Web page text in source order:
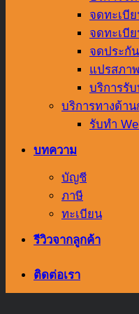
จดทะเบี
จดทะเบี
จดประกั
แปรสภา
บริการรั
บริการทางด้า
รับทำ
บทความ
บัญชี
ภาษี
ทะเบียน
รีวิวจากลูกค้า
ติดต่อเรา